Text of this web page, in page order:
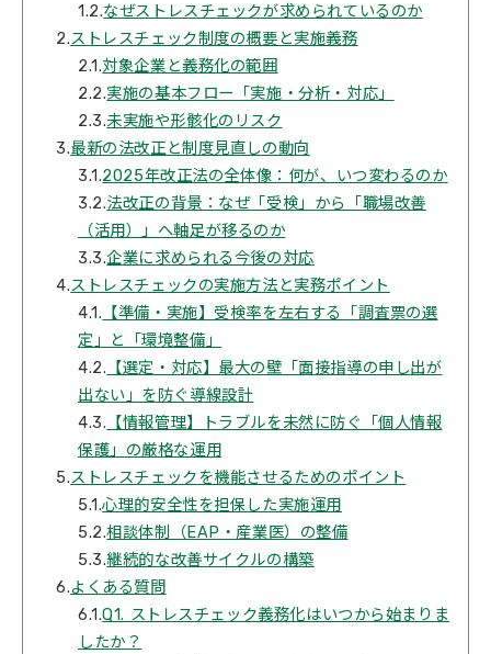
1.2.なぜストレスチェックが求められているのか
2.ストレスチェック制度の概要と実施義務
2.1.対象企業と義務化の範囲
2.2.実施の基本フロー「実施・分析・対応」
2.3.未実施や形骸化のリスク
3.最新の法改正と制度見直しの動向
3.1.2025年改正法の全体像：何が、いつ変わるのか
3.2.法改正の背景：なぜ「受検」から「職場改善
（活用）」へ軸足が移るのか
3.3.企業に求められる今後の対応
4.ストレスチェックの実施方法と実務ポイント
4.1. 【準備・実施】受検率を左右する「調査票の選
定」と「環境整備」
4.2. 【選定・対応】最大の壁「面接指導の申し出が
出ない」を防ぐ導線設計
4.3. 【情報管理】トラブルを未然に防ぐ「個人情報
保護」の厳格な運用
5.ストレスチェックを機能させるためのポイント
5.1.心理的安全性を担保した実施運用
5.2.相談体制（EAP・産業医）の整備
5.3.継続的な改善サイクルの構築
6.よくある質問
6.1.Q1. ストレスチェック義務化はいつから始まりま
したか？